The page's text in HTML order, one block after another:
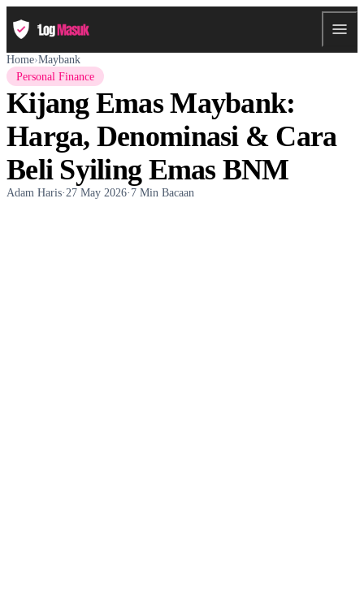
Home›Maybank
Personal Finance
Kijang Emas Maybank:
Harga, Denominasi & Cara
Beli Syiling Emas BNM
Adam Haris·27 May 2026·7 Min Bacaan